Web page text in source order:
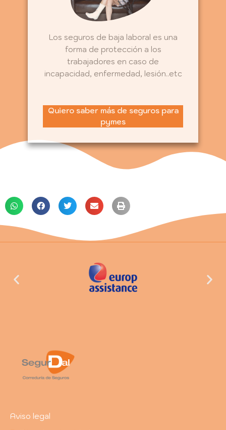
Los seguros de baja laboral es una
forma de protección a los
trabajadores en caso de
incapacidad, enfermedad, lesión..etc
Quiero saber más de seguros para
pymes
Aviso legal